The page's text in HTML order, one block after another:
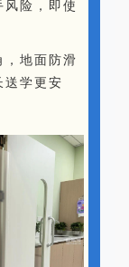
险，即使
，地面防滑
送学更安